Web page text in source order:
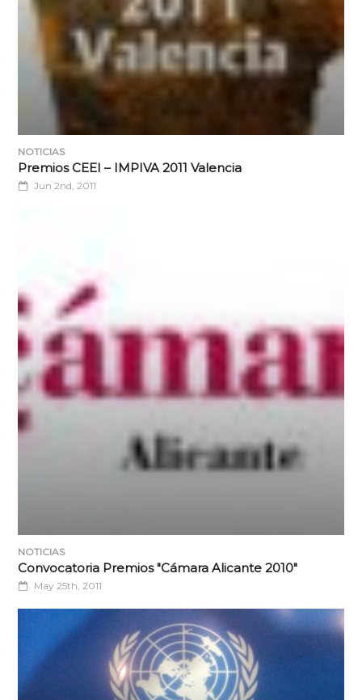
NOTICIAS
Premios CEEI – IMPIVA 2011 Valencia
Jun 2nd, 2011
NOTICIAS
Convocatoria Premios "Cámara Alicante 2010"
May 25th, 2011